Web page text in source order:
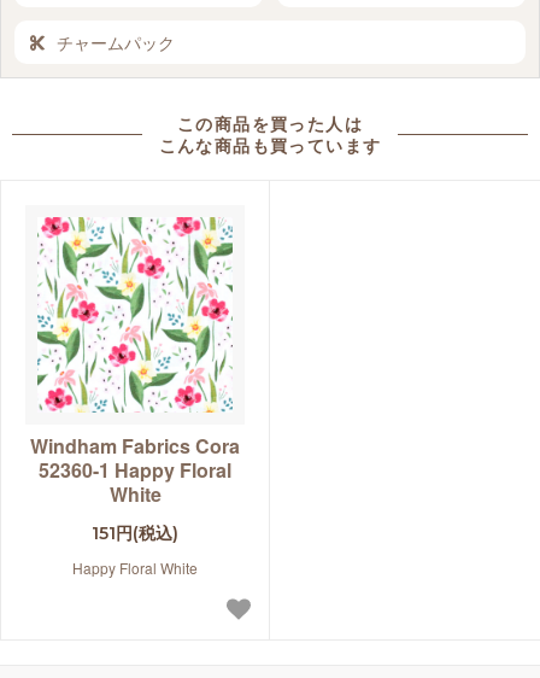
チャームパック
この商品を買った人は
こんな商品も買っています
Windham Fabrics Cora
52360-1 Happy Floral
White
151円(税込)
Happy Floral White